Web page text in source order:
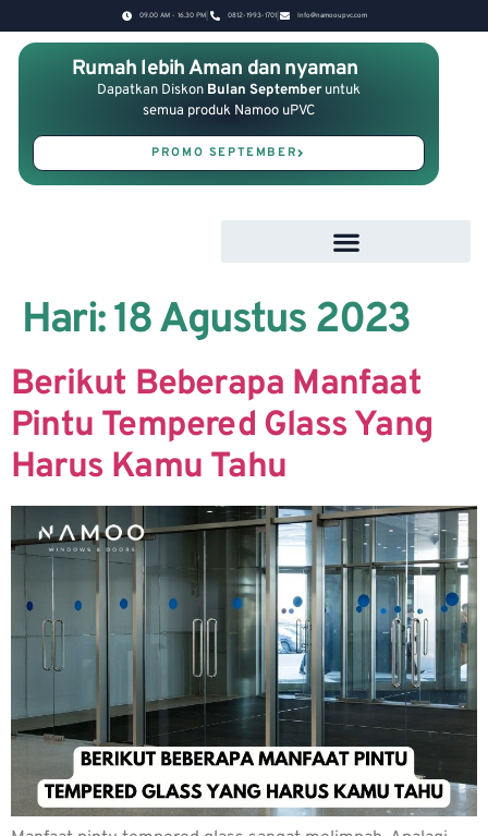
09.00 AM - 16.30 PM 0812-1993-1701 Info@namooupvc.com
Rumah lebih Aman dan nyaman
Dapatkan Diskon Bulan September untuk
semua produk Namoo uPVC
PROMO SEPTEMBER
Hari:18 Agustus 2023
Berikut Beberapa Manfaat
Pintu Tempered Glass Yang
Harus Kamu Tahu